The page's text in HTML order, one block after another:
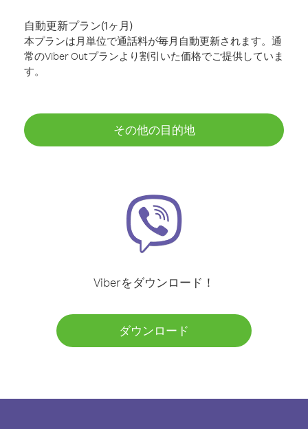
自動更新プラン(1ヶ月)
本プランは月単位で通話料が毎月自動更新されます。通
常のViber Outプランより割引いた価格でご提供していま
す。
その他の目的地
Viberをダウンロード！
ダウンロード